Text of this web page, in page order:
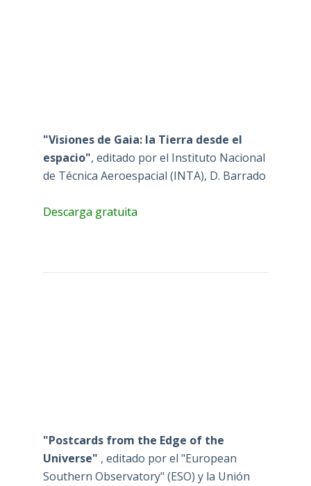
"Visiones de Gaia: la Tierra desde el
espacio", editado por el Instituto Nacional
de Técnica Aeroespacial (INTA), D. Barrado
Descarga gratuita
"Postcards from the Edge of the
Universe" , editado por el "European
Southern Observatory" (ESO) y la Unión